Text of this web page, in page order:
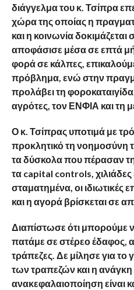
διάγγελμα του κ. Τσίπρα
χώρα της οποίας η
και η κοινωνία
αποφάσισε μέσα σε επτά
φορά σε κάλπες,
πρόβλημα, ενώ στην
προλάβει τη
αγρότες, τον ΕΝΦΙΑ και τη
Ο κ. Τσίπρας υποτιμά με
προκλητικό τη νοημοσύνη
τα δύσκολα που πέρασαν
τα capital controls,
σταματημένα, οι ιδιωτικές
και η αγορά βρίσκεται σε
Διαπίστωσε ότι μπορούμε
πατάμε σε στέρεο έδαφος,
τράπεζες. Δε μίλησε για το
των τραπεζών και η ανάγκη
ανακεφαλαιοποίηση είναι